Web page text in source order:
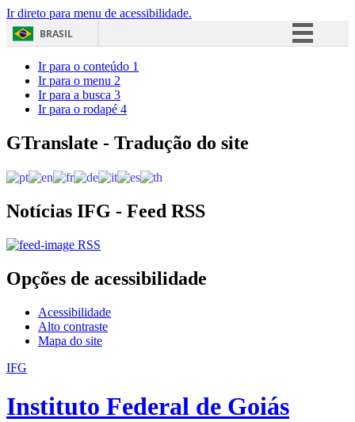
Ir direto para menu de acessibilidade.
BRASIL
Acesso à informação
Ir para o conteúdo 1
Ir para o menu 2
Ir para a busca 3
Ir para o rodapé 4
GTranslate - Tradução do site
Notícias IFG - Feed RSS
RSS
Opções de acessibilidade
Acessibilidade
Alto contraste
Mapa do site
IFG
Instituto Federal de Goiás